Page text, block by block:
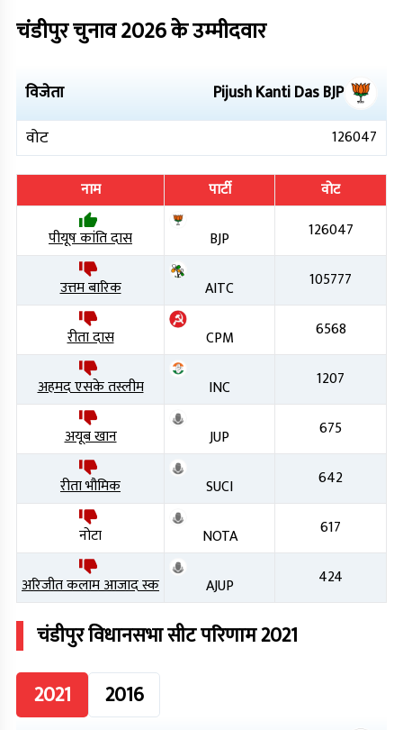
चंडीपुरचुनाव2026के उम्मीदवार
विजेता Pijush Kanti DasBJP
वोट
126047
नाम पार्टी
वोट
पीयूष कांति दास
BJP 126047
उत्तम बारिक AITC 105777
रीता दास CPM 6568
अहमद एसके तस्लीम INC 1207
अयूब खान JUP 675
रीता भौमिक SUCI 642
नोटा NOTA 617
अरिजीत कलाम आजाद स्क AJUP 424
चंडीपुरविधानसभा सीट परिणाम2021
2021
2016